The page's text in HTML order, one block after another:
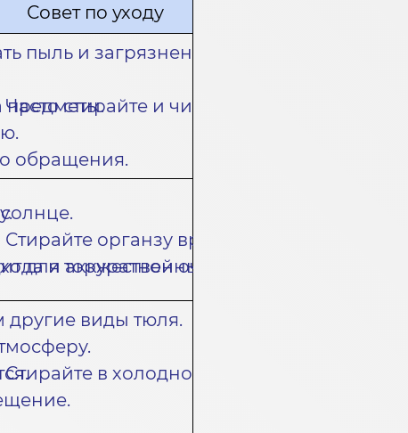
Совет по уходу
пыль и загрязнения.
предметы.
обращения.
Часто стирайте и чистите сетку от пыли,
для торжественных мероприятий.
и аккуратной очистки.
Стирайте органзу вручную и сушите,
другие виды тюля.
Стирайте в холодной воде. Используйте